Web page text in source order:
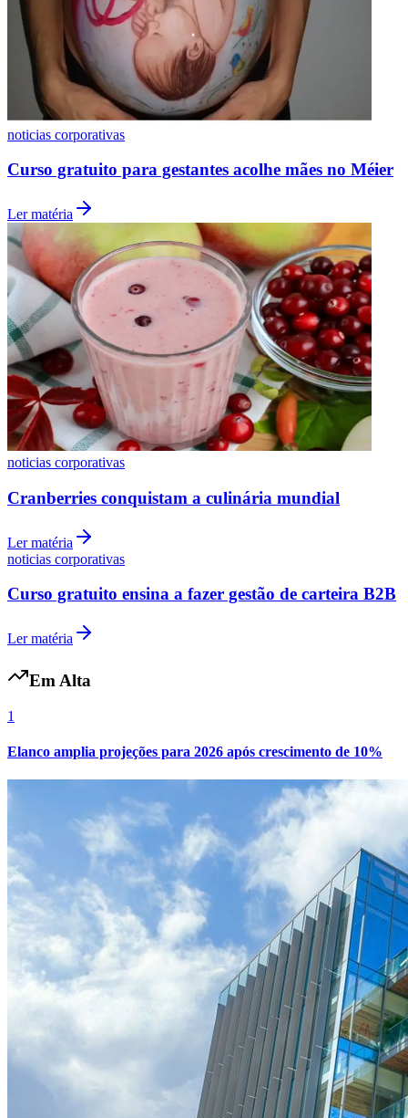
Internacional
noticias corporativas
Curso gratuito para gestantes acolhe mães no Méier
Ler matéria
noticias corporativas
Cranberries conquistam a culinária mundial
Ler matéria
noticias corporativas
Curso gratuito ensina a fazer gestão de carteira B2B
Ler matéria
Em Alta
1
Elanco amplia projeções para 2026 após crescimento de 10%